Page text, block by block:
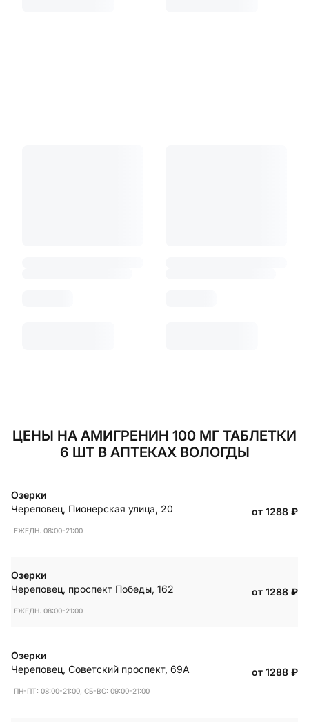
ЦЕНЫ НА АМИГРЕНИН 100 МГ ТАБЛЕТКИ
6 ШТ В АПТЕКАХ ВОЛОГДЫ
Озерки
Череповец, Пионерская улица, 20
ЕЖЕДН. 08:00-21:00
от 1288₽
Озерки
Череповец, проспект Победы, 162
ЕЖЕДН. 08:00-21:00
от 1288₽
Озерки
Череповец, Советский проспект, 69А
ПН-ПТ: 08:00-21:00, СБ-ВС: 09:00-21:00
от 1288₽